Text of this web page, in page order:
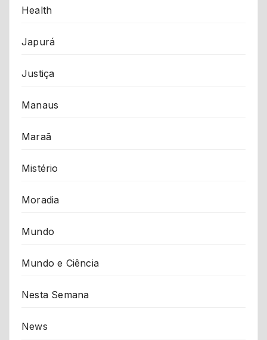
Health
Japurá
Justiça
Manaus
Maraã
Mistério
Moradia
Mundo
Mundo e Ciência
Nesta Semana
News